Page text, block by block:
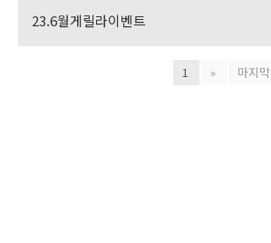
23.6월게릴라이벤트
1 » 마지막